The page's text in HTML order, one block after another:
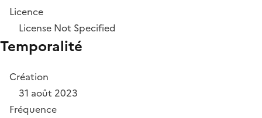
Licence
License Not Specified
Temporalité
Création
31 août 2023
Fréquence